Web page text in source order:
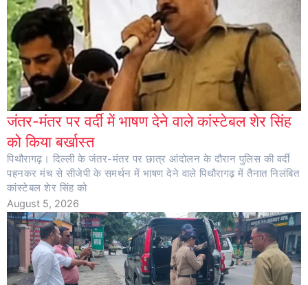
जंतर-मंतर पर वर्दी में भाषण देने वाले कांस्टेबल शेर सिंह
को किया बर्खास्त
पिथौरागढ़। दिल्ली के जंतर-मंतर पर छात्र आंदोलन के दौरान पुलिस की वर्दी
पहनकर मंच से सीजेपी के समर्थन में भाषण देने वाले पिथौरागढ़ में तैनात निलंबित
कांस्टेबल शेर सिंह को
August 5, 2026